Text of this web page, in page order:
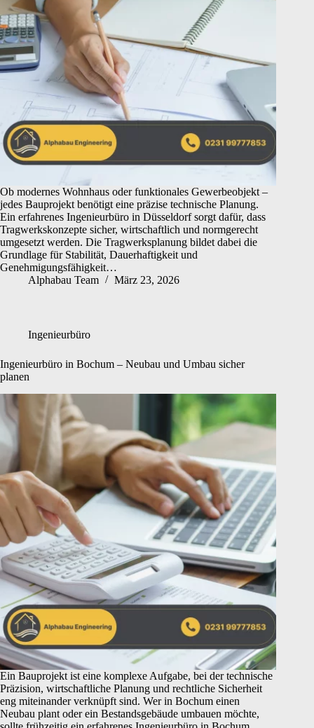
Ob modernes Wohnhaus oder funktionales Gewerbeobjekt –
jedes Bauprojekt benötigt eine präzise technische Planung.
Ein erfahrenes Ingenieurbüro in Düsseldorf sorgt dafür, dass
Tragwerkskonzepte sicher, wirtschaftlich und normgerecht
umgesetzt werden. Die Tragwerksplanung bildet dabei die
Grundlage für Stabilität, Dauerhaftigkeit und
Genehmigungsfähigkeit…
Alphabau Team
März 23, 2026
Ingenieurbüro
Ingenieurbüro in Bochum – Neubau und Umbau sicher
planen
Ein Bauprojekt ist eine komplexe Aufgabe, bei der technische
Präzision, wirtschaftliche Planung und rechtliche Sicherheit
eng miteinander verknüpft sind. Wer in Bochum einen
Neubau plant oder ein Bestandsgebäude umbauen möchte,